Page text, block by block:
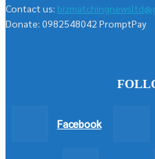
Contact us:
Donate: 0982548042 PromptPay
Facebook